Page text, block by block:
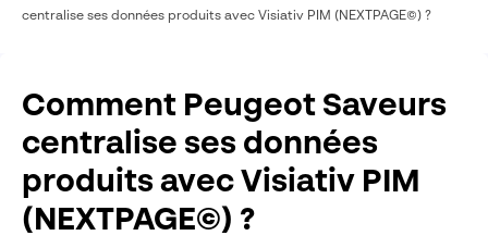
centralise ses données produits avec Visiativ PIM (NEXTPAGE©) ?
Comment Peugeot Saveurs
centralise ses données
produits avec Visiativ PIM
(NEXTPAGE©) ?